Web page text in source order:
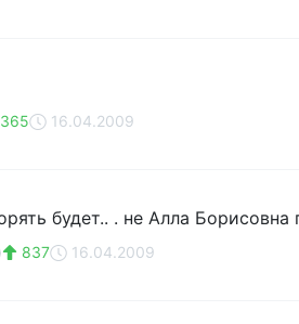
16.04.2009
будет.. . не Алла Борисовна
837 16.04.2009